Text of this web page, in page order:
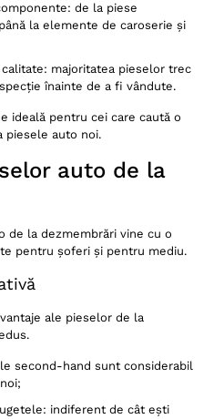
de la piese
la elemente de caroserie și
majoritatea pieselor trec
înainte de a fi vândute.
ideală pentru cei care caută o
piesele auto noi.
auto de la
de la dezmembrări vine cu o
pentru șoferi și pentru mediu.
ale pieselor de la
second-hand sunt considerabil
indiferent de cât ești